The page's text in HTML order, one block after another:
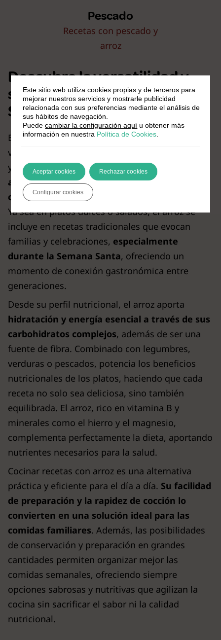
Pescado
Recetas con pescado y
arroz
Descubre la versatilidad y
sabor de las recetas de
Semana Santa con arroz
El arroz es un ingrediente extremadamente
versátil que se adapta a diversas preparaciones
y sabores.Su capacidad para absorber los
aromas y matices de otros ingredientes lo
convierte en un aliado perfecto en la cocina
Ya sea en platos dulces o salados, el arroz se
incluye en recetas tradicionales que evocan
familias y celebraciones, especialmente
durante la Semana Santa, ofreciendo un
momento de conexión gastronómica entre
generaciones.
Desde su perfil nutricional, el arroz aporta
hidratación y energía esencial a través de sus
carbohidratos complejos, además de ser una
fuente de fibra. Combinado con legumbres,
verduras o pescados, potencia los beneficios
nutricionales de los platos, haciendo que cada
receta no solo sea deliciosa, sino también
equilibrada. El arroz, rico en vitamina B y
minerales como el hierro y el magnesio,
complementa perfectamente la dieta, aportando
nutrientes necesarios para la salud.
Cocinar recetas con arroz es una alternativa
práctica y eficiente para el día a día. Su facilidad
de preparación y la rapidez de cocción lo
convierten en una solución ideal para las
comidas familiares. Además, las posibilidades
de conservación y preparación en grandes
cantidades permiten organizar mejor las
comidas semanales, ofreciendo siempre
opciones sabrosas y nutritivas que agilizan la
cocina sin sacrificar el sabor ni la calidad
nutricional.
Este sitio web utiliza cookies propias y de terceros para
mejorar nuestros servicios y mostrarle publicidad
relacionada con sus preferencias mediante el análisis de
sus hábitos de navegación.
Puedecambiar la configuración aquí u obtener más
información en nuestra Política de Cookies
Aceptar cookies Rechazar cookies
Configurar cookies